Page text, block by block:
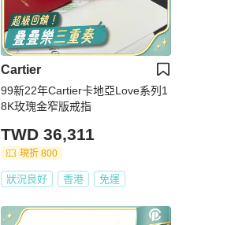
Cartier
99新22年Cartier卡地亞Love系列1
8K玫瑰金窄版戒指
TWD 36,311
現折 800
狀況良好 香港 免運